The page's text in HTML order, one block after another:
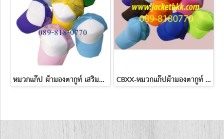
หมวกแก๊ป ผ้ามองตากูท์ เสริมฟองน้ำ ชนิดตัดต่อ สองสี CBXX-หมวกแก๊ปผ้ามองตากูท์ เสริมฟองน้ำ สีเดียว